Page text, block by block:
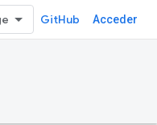
GitHub Acceder